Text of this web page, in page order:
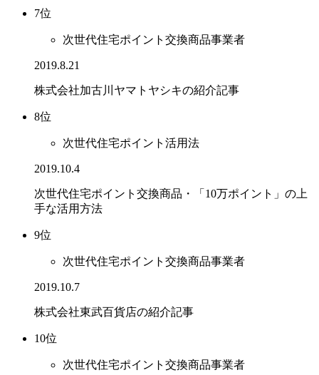
7位
次世代住宅ポイント交換商品事業者
2019.8.21
株式会社加古川ヤマトヤシキの紹介記事
8位
次世代住宅ポイント活用法
2019.10.4
次世代住宅ポイント交換商品・「10万ポイント」の上
手な活用方法
9位
次世代住宅ポイント交換商品事業者
2019.10.7
株式会社東武百貨店の紹介記事
10位
次世代住宅ポイント交換商品事業者